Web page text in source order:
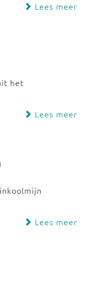
Lees meer
het
Lees meer
Lees meer